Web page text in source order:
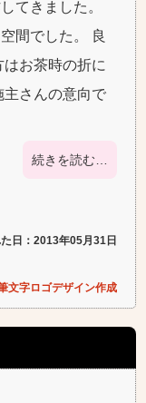
てきました。
間でした。 良
お茶時の折に
主さんの意向で
続きを読む…
日：2013年05月31日
文字ロゴデザイン作成